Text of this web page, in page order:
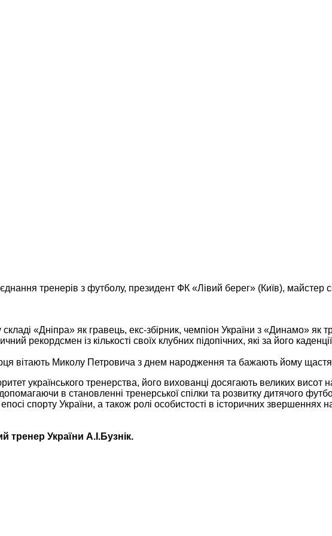
тренерів з футболу, президент ФК «Лівий берег» (Київ),
«Дніпра» як гравець, екс-збірник, чемпіон України з «Динамо» як
рекордсмен із кількості своїх клубних підопічних, які за його
вітають Миколу Петровича з днем народження та бажають йому щастя,
українського тренерства, його вихованці досягають великих висот
в становленні тренерської спілки та розвитку дитячого
спорту України, а також ролі особистості в історичних звершеннях
тренер України А.І.Бузнік.